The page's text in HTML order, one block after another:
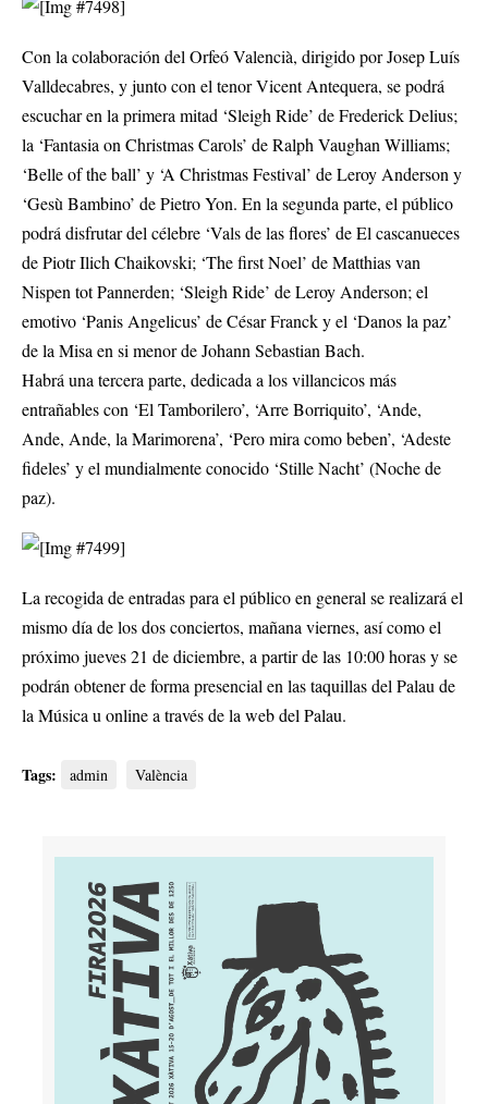
Con la colaboración del Orfeó Valencià, dirigido por Josep Luís
Valldecabres, y junto con el tenor Vicent Antequera, se podrá
escuchar en la primera mitad ‘Sleigh Ride’ de Frederick Delius;
la ‘Fantasia on Christmas Carols’ de Ralph Vaughan Williams;
‘Belle of the ball’ y ‘A Christmas Festival’ de Leroy Anderson y
‘Gesù Bambino’ de Pietro Yon. En la segunda parte, el público
podrá disfrutar del célebre ‘Vals de las flores’ de El cascanueces
de Piotr Ilich Chaikovski; ‘The first Noel’ de Matthias van
Nispen tot Pannerden; ‘Sleigh Ride’ de Leroy Anderson; el
emotivo ‘Panis Angelicus’ de César Franck y el ‘Danos la paz’
de la Misa en si menor de Johann Sebastian Bach.
Habrá una tercera parte, dedicada a los villancicos más
entrañables con ‘El Tamborilero’, ‘Arre Borriquito’, ‘Ande,
Ande, Ande, la Marimorena’, ‘Pero mira como beben’, ‘Adeste
fideles’ y el mundialmente conocido ‘Stille Nacht’ (Noche de
paz).
La recogida de entradas para el público en general se realizará el
mismo día de los dos conciertos, mañana viernes, así como el
próximo jueves 21 de diciembre, a partir de las 10:00 horas y se
podrán obtener de forma presencial en las taquillas del Palau de
la Música u online a través de la web del Palau.
Tags: admin València